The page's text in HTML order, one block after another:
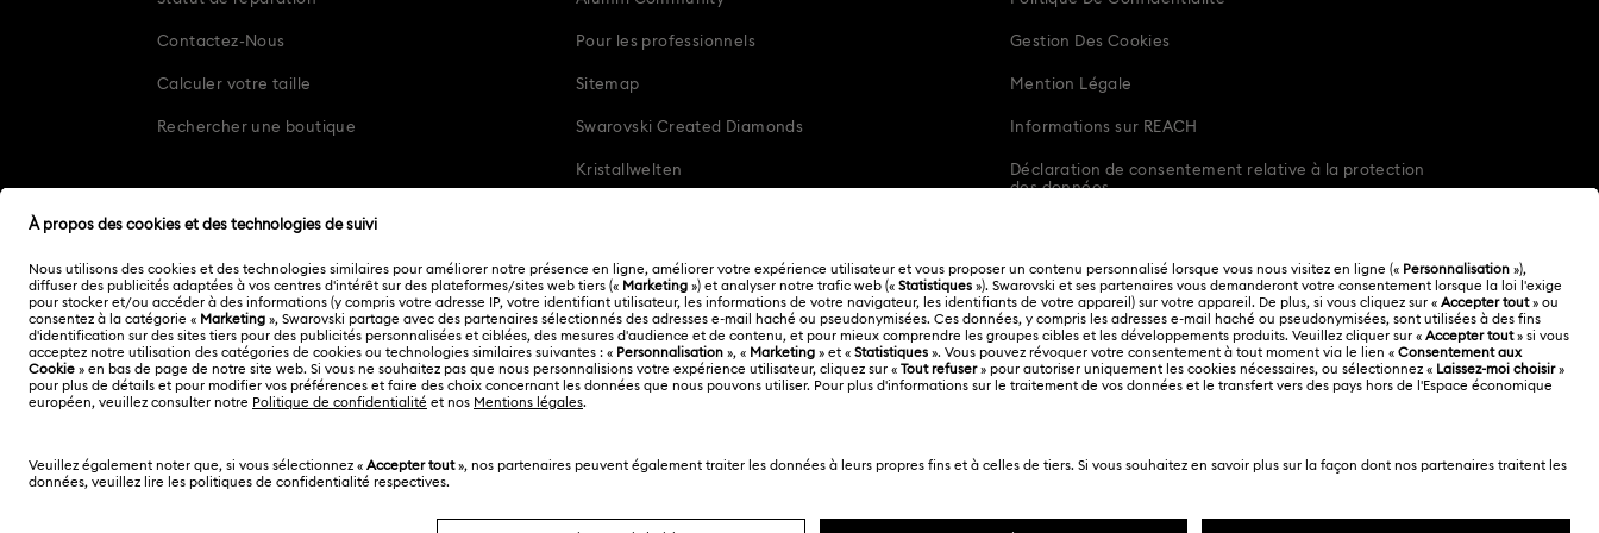
Etes vous membre du programme de fidélité Swarovski Club ?
No
Etes-vous membre de la Swarovski Crystal Society (SCS) ?
1000caractères restant
politique de confidentialité des données.
Envoyer
Contactez-Nous
Calculer votre taille
Rechercher une boutique
Pour les professionnels
Sitemap
Swarovski Created Diamonds
Kristallwelten
Gestion Des Cookies
Mention Légale
Informations sur REACH
Déclaration de consentement relative à la protection
des données
Autres pays/régions English Deutsch Español Français
Copyright ⓒ 2026 Swarovski. Tous droits réservés.